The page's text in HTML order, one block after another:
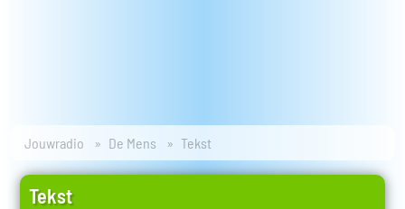
Jouwradio De Mens Tekst
Tekst